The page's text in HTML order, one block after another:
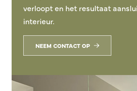
verloopt en het resultaat
interieur.
NEEM CONTACT OP